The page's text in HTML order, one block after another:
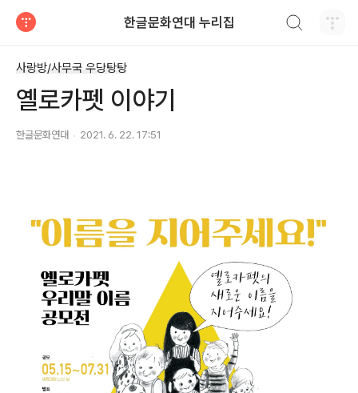
한글문화연대 누리집
사랑방/사무국 우당탕탕
옐로카펫 이야기
한글문화연대 2021. 6. 22. 17:51